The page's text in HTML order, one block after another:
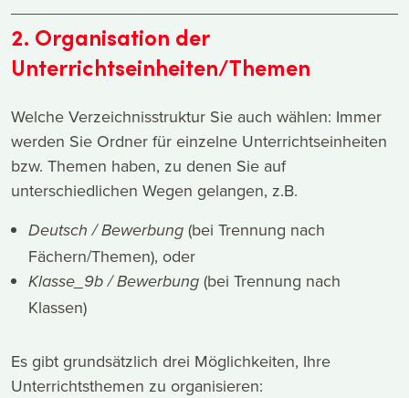
2. Organisation der
Unterrichtseinheiten/Themen
Welche Verzeichnisstruktur Sie auch wählen: Immer
werden Sie Ordner für einzelne Unterrichtseinheiten
bzw. Themen haben, zu denen Sie auf
unterschiedlichen Wegen gelangen, z.B.
Deutsch / Bewerbung (bei Trennung nach
Fächern/Themen), oder
Klasse_9b / Bewerbung (bei Trennung nach
Klassen)
Es gibt grundsätzlich drei Möglichkeiten, Ihre
Unterrichtsthemen zu organisieren: